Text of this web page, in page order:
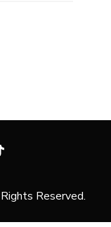
Reserved.